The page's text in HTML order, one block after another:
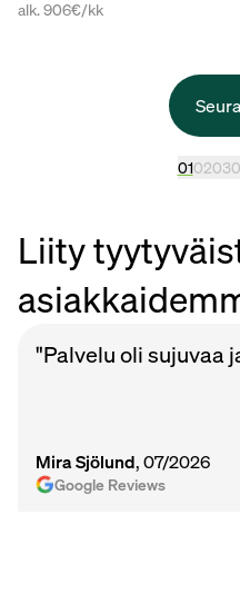
alk. 906€/kk
010203
Liity
"Palvelu oli sujuvaa
Mira Sjölund, 07/2026
Google Reviews